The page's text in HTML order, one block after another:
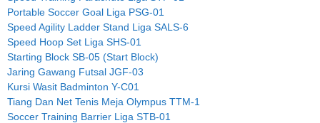
Portable Soccer Goal Liga PSG-01
Speed Agility Ladder Stand Liga SALS-6
Speed Hoop Set Liga SHS-01
Starting Block SB-05 (Start Block)
Jaring Gawang Futsal JGF-03
Kursi Wasit Badminton Y-C01
Tiang Dan Net Tenis Meja Olympus TTM-1
Soccer Training Barrier Liga STB-01